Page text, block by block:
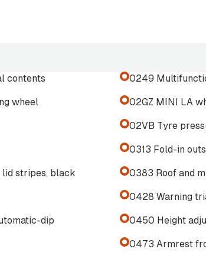
kontakt oss gjerne direkte både dag og
contents 0249
wheel 02GZ MINI LA
02VB Tyre
0313 Fold-in
stripes, black 0383 Roof and
0428 Warning
dip 0450 Height
0473 Armrest